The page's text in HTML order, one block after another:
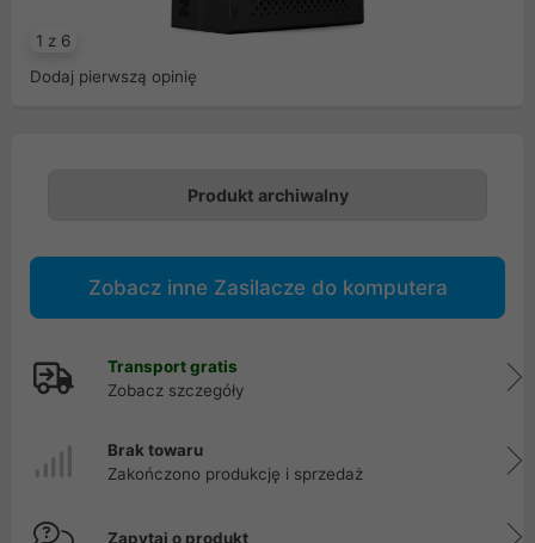
1 z 6
Dodaj pierwszą opinię
Produkt archiwalny
Zobacz inne Zasilacze do komputera
Transport gratis
Zobacz szczegóły
Brak towaru
Zakończono produkcję i sprzedaż
Zapytaj o produkt